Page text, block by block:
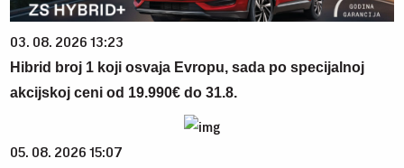
03. 08. 2026 13:23
Hibrid broj 1 koji osvaja Evropu, sada po specijalnoj
akcijskoj ceni od 19.990€ do 31.8.
05. 08. 2026 15:07